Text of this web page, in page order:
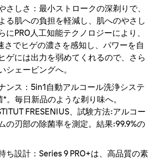
さしさ ：最小ストロークの深剃りで、
る肌への負担を軽減し、肌へのやさし
にPRO人工知能テクノロジーにより、
さでヒゲの濃さを感知し、パワーを自
ゲには出力を弱めてくれるので、さら
シェービングへ。
ンス ：5in1自動アルコール洗浄システ
*。毎日新品のような剃り味へ。
FRESENIUS、試験方法:アルコー
の刃部の除菌率を測定。結果:99.9%の
ち設計 ：Series 9 PRO+は、高品質の素